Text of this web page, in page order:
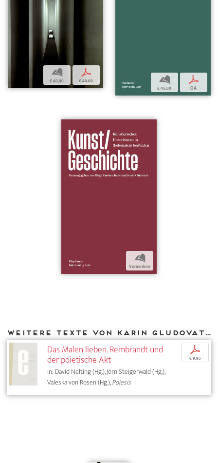
b
€ 40,00
p
€ 40,00 b
€ 45,00
p
OA
b
Vormerken
Weitere Texte von Karin Gludovatz bei DIAPHANES
Das Malen lieben. Rembrandt und
der poietische Akt
In: David Nelting (Hg.), Jörn Steigerwald (Hg.),
Valeska von Rosen (Hg.),Poiesis
p
€ 9,95